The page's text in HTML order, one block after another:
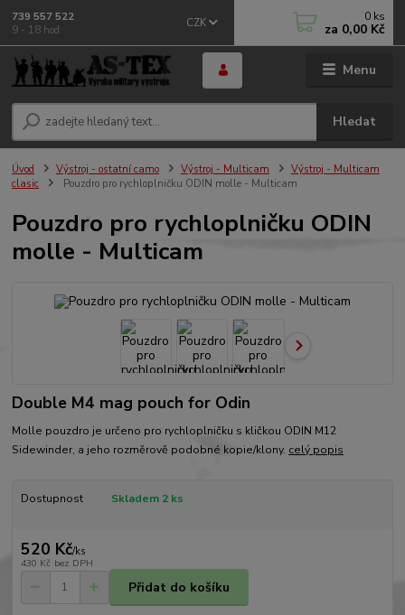
Menu
CZK
Hledat
739 557 522
9 - 18 hod
0 ks
za 0,00 Kč
Úvod Výstroj - ostatní camo Výstroj - Multicam
Výstroj - Multicam
clasic
Pouzdro pro rychloplničku ODIN molle - Multicam
Pouzdro pro rychloplničku ODIN
molle - Multicam
Double M4 mag pouch for Odin
Molle pouzdro je určeno pro rychloplničku s kličkou ODIN M12
Sidewinder, a jeho rozměrově podobné kopie/klony. celý popis
Dostupnost Skladem 2 ks
520 Kč/ks
430 Kč bez DPH
Přidat do košíku